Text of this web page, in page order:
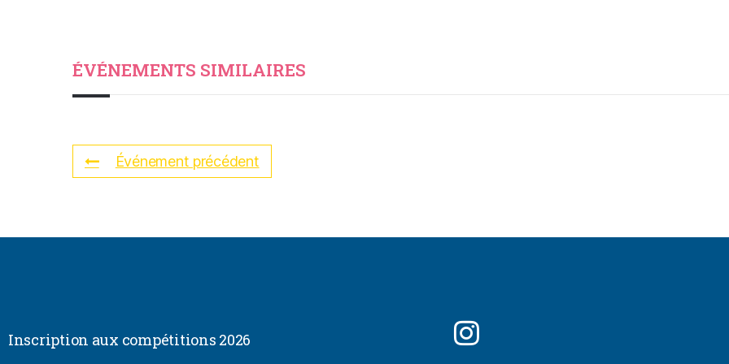
ÉVÉNEMENTS SIMILAIRES
Événement précédent
Inscription aux compétitions 2026